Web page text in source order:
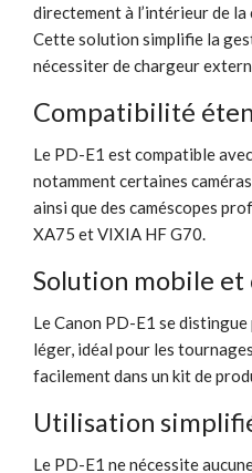
directement à l’intérieur de la
Cette solution simplifie la
nécessiter de chargeur
Compatibilité
Le PD-E1 est compatible
notamment certaines caméras
ainsi que des caméscopes
XA75 et VIXIA HF G70.
Solution mobile et
Le Canon PD-E1 se
léger, idéal pour les
facilement dans un kit de
Utilisation
Le PD-E1 ne nécessite